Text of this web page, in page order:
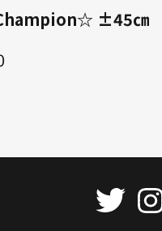
±45㎝